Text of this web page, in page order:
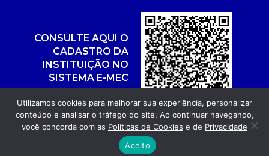
CONSULTE AQUI O
CADASTRO DA
INSTITUIÇÃO NO
SISTEMA E-MEC
Copyright 2026. Todos os direitos reservados.
Desenvolvimento: POR FUEL AGÊNCIA WEB
Utilizamos cookies para melhorar sua experiência, personalizar
conteúdo e analisar o tráfego do site. Ao continuar navegando,
você concorda com as Políticas de Cookies e de Privacidade
Aceito